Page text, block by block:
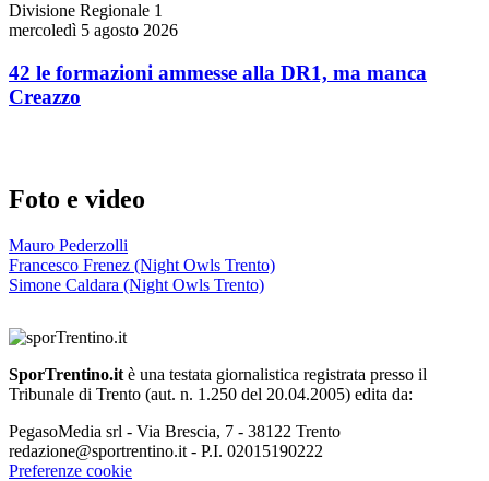
Divisione Regionale 1
mercoledì 5 agosto 2026
42 le formazioni ammesse alla DR1, ma manca
Creazzo
Foto e video
Mauro Pederzolli
Francesco Frenez (Night Owls Trento)
Simone Caldara (Night Owls Trento)
SporTrentino.it è una testata giornalistica registrata presso il
Tribunale di Trento (aut. n. 1.250 del 20.04.2005) edita da:
PegasoMedia srl - Via Brescia, 7 - 38122 Trento
redazione@sportrentino.it - P.I. 02015190222
Preferenze cookie